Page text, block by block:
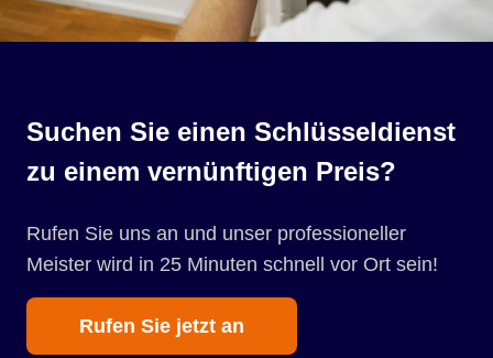
Suchen Sie einen Schlüsseldienst
zu einem vernünftigen Preis?
Rufen Sie uns an und unser professioneller
Meister wird in 25 Minuten schnell vor Ort sein!
Rufen Sie jetzt an